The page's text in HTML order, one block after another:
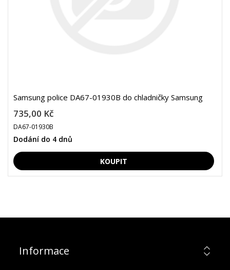
Samsung police DA67-01930B do chladničky Samsung
735,00 Kč
DA67-01930B
Dodání do 4 dnů
Informace